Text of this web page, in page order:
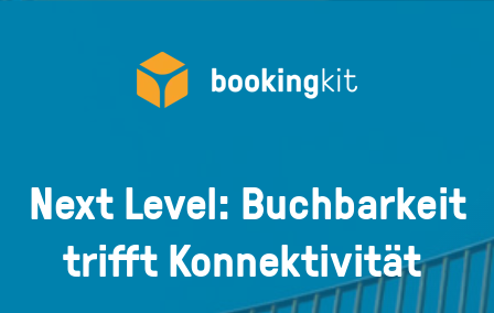
Next Level: Buchbarkeit
trifft Konnektivität